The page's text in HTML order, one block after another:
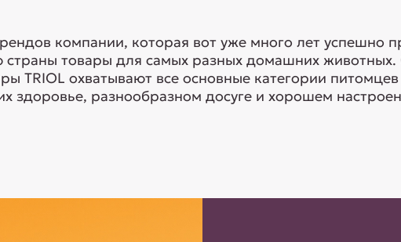
компании, которая вот уже много лет успешно
страны товары для самых разных домашних
TRIOL охватывают все основные категории
здоровье, разнообразном досуге и хорошем